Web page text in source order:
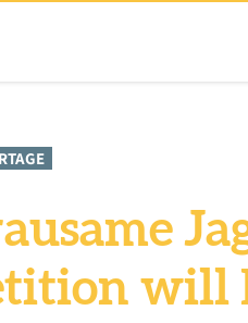
will